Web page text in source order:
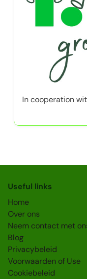
In cooperation
Useful links
Home
Over ons
Neem contact met
Blog
Privacybeleid
Voorwaarden of Use
Cookiebeleid